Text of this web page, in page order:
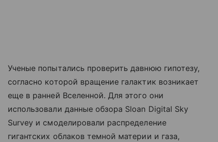
Ученые попытались проверить давнюю гипотезу,
согласно которой вращение галактик возникает
еще в ранней Вселенной. Для этого они
использовали данные обзора Sloan Digital Sky
Survey и смоделировали распределение
гигантских облаков темной материи и газа,